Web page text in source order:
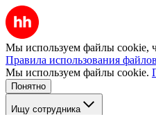
Мы используем файлы cookie,
Правила использования
Мы используем файлы cookie.
Понятно
Ищу сотрудника